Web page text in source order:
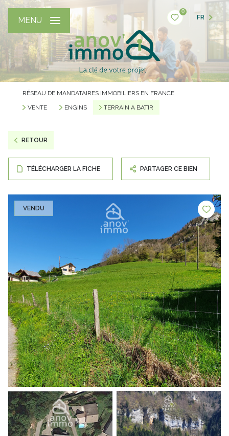
0
FR
MENU
RÉSEAU DE MANDATAIRES IMMOBILIERS EN FRANCE
VENTE
ENGINS TERRAIN A BATIR
RETOUR
TÉLÉCHARGER LA FICHE PARTAGER CE BIEN
VENDU